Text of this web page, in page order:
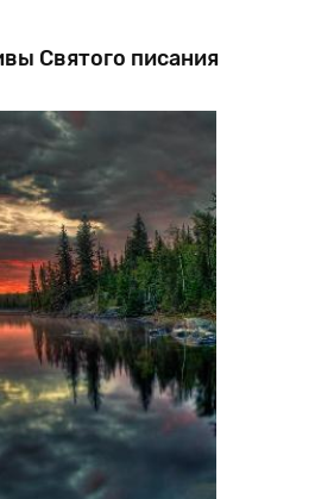
Святого писания